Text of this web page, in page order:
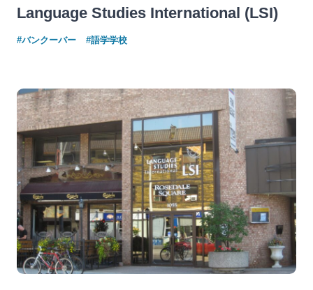
Language Studies International (LSI)
#バンクーバー #語学学校